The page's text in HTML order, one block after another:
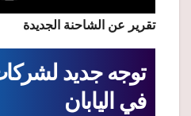
تقرير عن الشاحنة الجديدة
توجه جديد
في اليابان